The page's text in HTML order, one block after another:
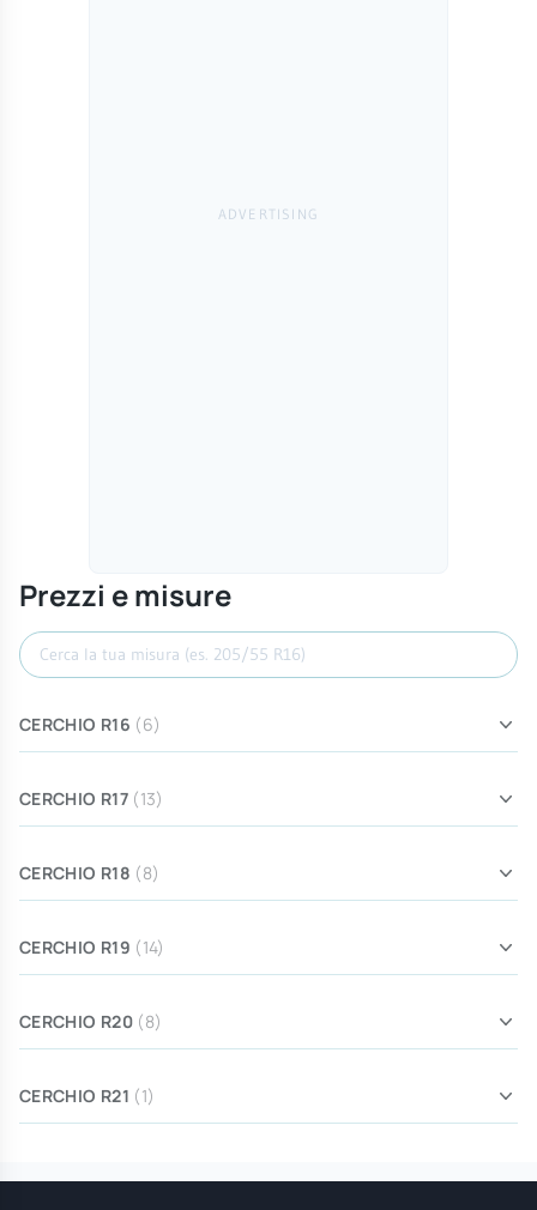
Prezzi e misure
Cerca misura
CERCHIO R16 (6)
CERCHIO R17 (13)
CERCHIO R18 (8)
CERCHIO R19 (14)
CERCHIO R20 (8)
CERCHIO R21 (1)